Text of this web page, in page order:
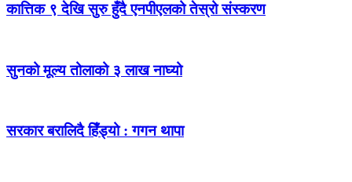
कात्तिक ९ देखि सुरु हुँदै एनपीएलको तेस्रो संस्करण
सुनको मूल्य तोलाको ३ लाख नाघ्यो
सरकार बरालिदै हिँड्यो : गगन थापा